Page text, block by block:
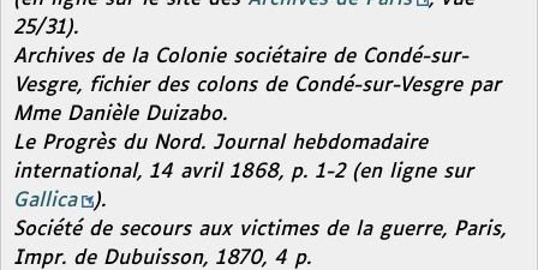
25/31).
Archives de la Colonie sociétaire de Condé-sur-
Vesgre, fichier des colons de Condé-sur-Vesgre par
Mme Danièle Duizabo.
Le Progrès du Nord. Journal hebdomadaire
international, 14 avril 1868, p. 1-2 (en ligne sur
Gallica
).
Société de secours aux victimes de la guerre, Paris,
Impr. de Dubuisson, 1870, 4 p.